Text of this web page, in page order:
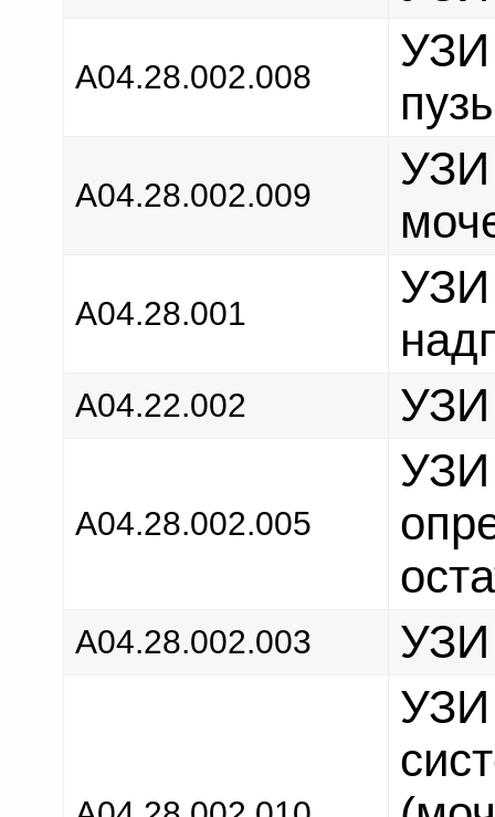
А04.28.002.008
УЗИ
A04.28.002.009
УЗИ
A04.28.001
УЗИ
А04.22.002 УЗИ
A04.28.002.005
УЗИ
A04.28.002.003 УЗИ
УЗИ